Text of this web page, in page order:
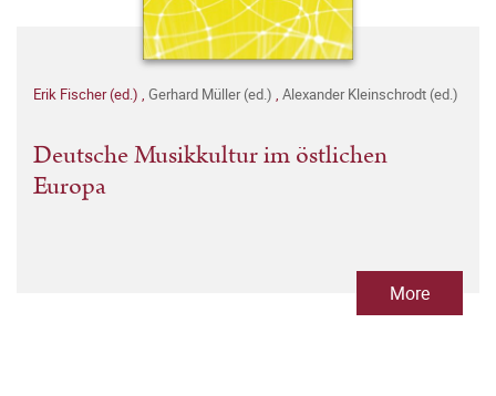
Erik Fischer (ed.) , Gerhard Müller (ed.) , Alexander Kleinschrodt (ed.)
Deutsche Musikkultur im östlichen
Europa
More